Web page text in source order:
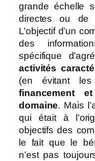
grande échelle
directes ou de
L’objectif d’un
des
spécifique
activités
(en évitant les
financement
domaine. Mais
qui était à
objectifs des
le fait que le
n’est pas